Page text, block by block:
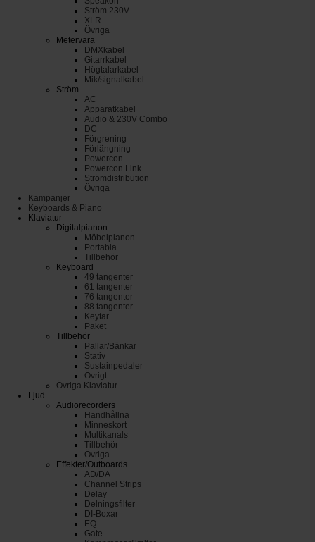
Ström 230V
XLR
Övriga
Metervara
DMXkabel
Gitarrkabel
Högtalarkabel
Mik/signalkabel
Ström
AC
Apparatkabel
Audio & 230V Combo
DC
Förgrening
Förlängning
Powercon
Powercon Link
Strömdistribution
Övriga
Kampanjer
Keyboards & Piano
Klaviatur
Digitalpianon
Möbelpianon
Portabla
Tillbehör
Keyboard
49 tangenter
61 tangenter
76 tangenter
88 tangenter
Keytar
Paket
Tillbehör
Pallar/Bänkar
Stativ
Sustainpedaler
Övrigt
Övriga Klaviatur
Ljud
Audiorecorders
Handhållna
Minneskort
Multikanals
Tillbehör
Övriga
Effekter/Outboards
AD/DA
Channel Strips
Delay
Delningsfilter
DI-Boxar
EQ
Gate